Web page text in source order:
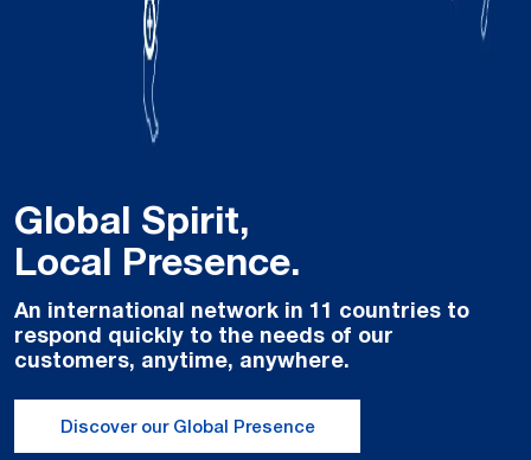
Global Spirit,
Local Presence.
An international network in 11 countries to
respond quickly to the needs of our
customers, anytime, anywhere.
Discover our Global Presence